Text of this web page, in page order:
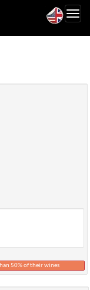
Paris
50% of their wines